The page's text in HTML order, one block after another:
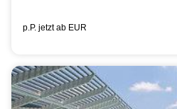
p.P. jetzt ab EUR